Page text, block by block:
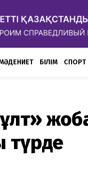
БІЛІМ СПОРТ
ұлт»
түрде